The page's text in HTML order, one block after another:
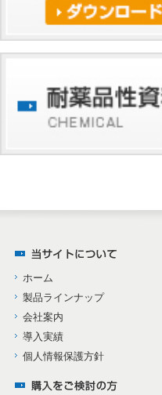
ホーム
製品ラインナップ
会社案内
導入実績
個人情報保護方針